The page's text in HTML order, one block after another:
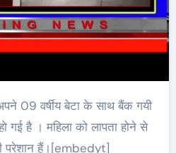
गई है । महिला को लापता होने से
परेशान हैं।[embedyt]